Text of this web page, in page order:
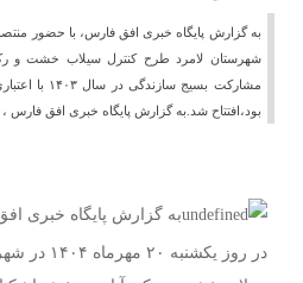
شهرستان لامرد طرح کنترل سیلاب خشت و
بود،افتتاح شد.به گزارش پایگاه خبری افق فارس ،
به گزارش پایگاه خبری
در روز